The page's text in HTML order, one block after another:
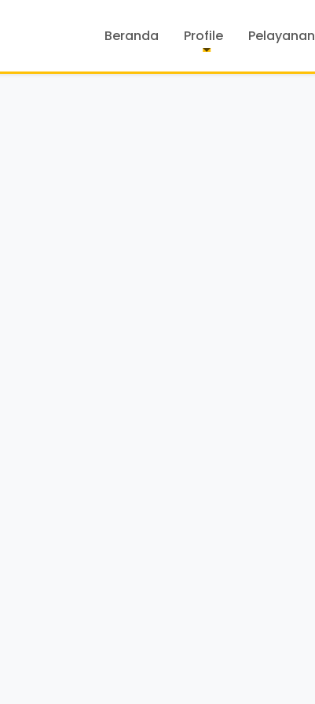
Beranda Profile Pelayanan